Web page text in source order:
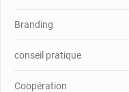
Branding
conseil pratique
Coopération